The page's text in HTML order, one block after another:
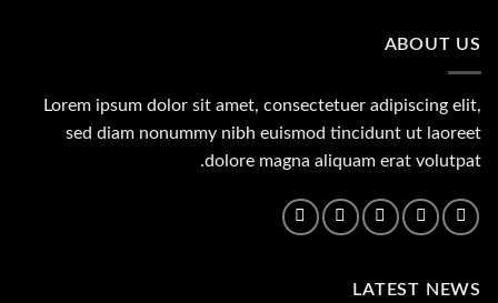
ABOUT US
Lorem ipsum dolor sit amet, consectetuer adipiscing elit,
sed diam nonummy nibh euismod tincidunt ut laoreet
dolore magna aliquam erat volutpat.
LATEST NEWS